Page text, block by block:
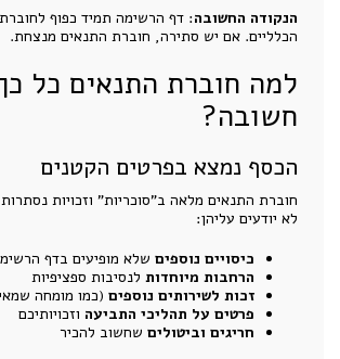
הנקודה החשובה: דף הרשימה תמיד כפוף
הכלליים. אם יש סתירה, חוברת התנאים מנצחת.
למה חוברת התנאים כל
חשובה?
הכסף נמצא בפרטים הקטנים
חוברת התנאים מלאה ב"סוכריות" וזכויות
לא יודעים עליהן:
כיסויים נוספים שלא מופיעים בדף
הרחבות מיוחדות לנסיבות ספציפיות
זכות לשירותים נוספים (כמו מומחה
פרטים על תהליכי התביעה וזכויותיכם
חריגים וביטולים שחשוב להכיר